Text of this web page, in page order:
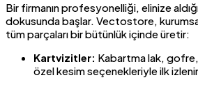
Bir firmanın profesyonelliği, elinize
dokusunda başlar. Vectostore,
tüm parçaları bir bütünlük içinde üretir:
Kartvizitler: Kabartma lak,
özel kesim seçenekleriyle ilk